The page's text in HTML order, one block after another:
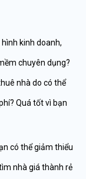
kinh doanh,
chuyên dụng?
nhà do có thể
Quá tốt vì bạn
có thể giảm thiểu
nhà giá thành rẻ